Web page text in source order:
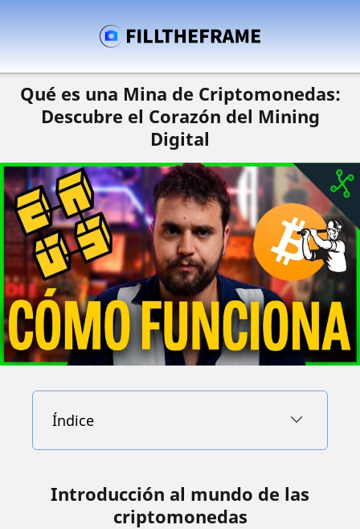
Qué es una Mina de Criptomonedas:
Descubre el Corazón del Mining
Digital
Índice
Introducción al mundo de las
criptomonedas